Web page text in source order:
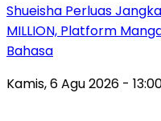
Shueisha Perluas
MILLION, Platform
Bahasa
Kamis, 6 Agu 2026 -